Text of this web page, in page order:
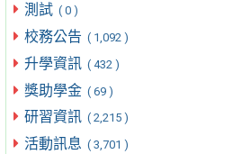
測試 ( 0 )
校務公告 ( 1,092 )
升學資訊 ( 432 )
獎助學金 ( 69 )
研習資訊 ( 2,215 )
活動訊息 ( 3,701 )